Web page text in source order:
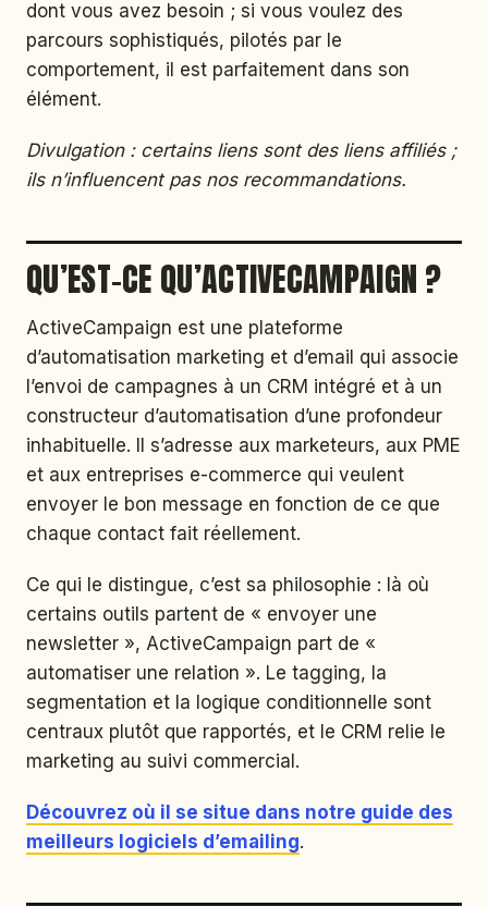
dont vous avez besoin ; si vous voulez des
parcours sophistiqués, pilotés par le
comportement, il est parfaitement dans son
élément.
Divulgation : certains liens sont des liens affiliés ;
ils n’influencent pas nos recommandations.
QU’EST-CE QU’ACTIVECAMPAIGN ?
ActiveCampaign est une plateforme
d’automatisation marketing et d’email qui associe
l’envoi de campagnes à un CRM intégré et à un
constructeur d’automatisation d’une profondeur
inhabituelle. Il s’adresse aux marketeurs, aux PME
et aux entreprises e-commerce qui veulent
envoyer le bon message en fonction de ce que
chaque contact fait réellement.
Ce qui le distingue, c’est sa philosophie : là où
certains outils partent de « envoyer une
newsletter », ActiveCampaign part de «
automatiser une relation ». Le tagging, la
segmentation et la logique conditionnelle sont
centraux plutôt que rapportés, et le CRM relie le
marketing au suivi commercial.
Découvrez où il se situe dans notre guide des
meilleurs logiciels d’emailing.